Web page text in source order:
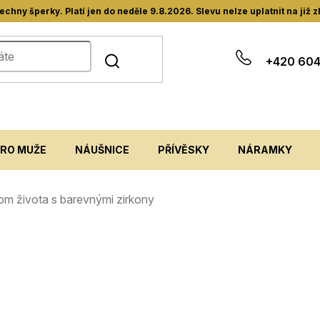
šperky. Platí jen do neděle 9.8.2026. Slevu nelze uplatnit na již
+420
MUŽE NÁUŠNICE PŘÍVĚSKY NÁRAMKY
života s barevnými zirkony